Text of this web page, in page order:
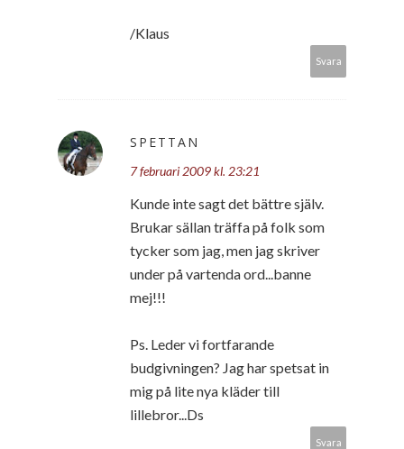
/Klaus
Svara
SPETTAN
7 februari 2009 kl. 23:21
Kunde inte sagt det bättre själv.
Brukar sällan träffa på folk som
tycker som jag, men jag skriver
under på vartenda ord...banne
mej!!!
Ps. Leder vi fortfarande
budgivningen? Jag har spetsat in
mig på lite nya kläder till
lillebror...Ds
Svara